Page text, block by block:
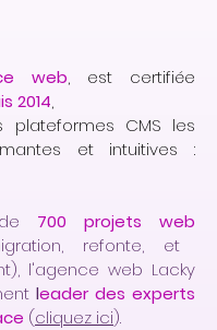
web, est certifiée
2014,
plateformes CMS les
et intuitives :
700 projets web
refonte, et
l'agence web Lacky
leader des experts
(cliquez ici).